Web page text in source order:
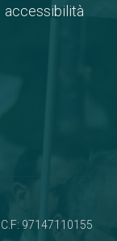
accessibilità
97147110155